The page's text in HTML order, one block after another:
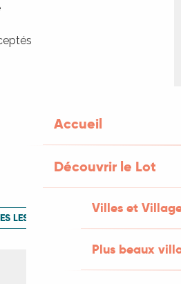
Accueil
Découvrir le Lot
Villes et
Plus beaux
LES PRESTATIONS